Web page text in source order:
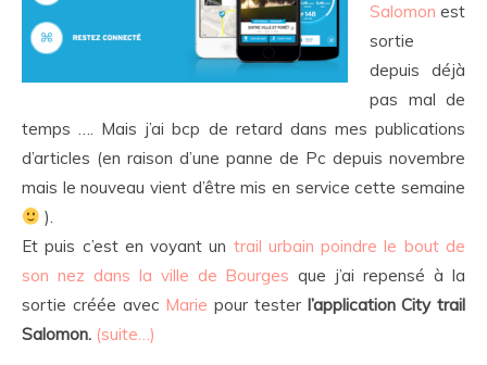
Salomon est
sortie
depuis déjà
pas mal de
temps …. Mais j’ai bcp de retard dans mes publications
d’articles (en raison d’une panne de Pc depuis novembre
mais le nouveau vient d’être mis en service cette semaine
).
Et puis c’est en voyant un trail urbain poindre le bout de
son nez dans la ville de Bourgesque j’ai repensé à la
sortie créée avec Marie pour tester l’application City trail
Salomon. (suite…)